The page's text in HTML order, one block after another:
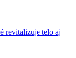
revitalizuje telo aj